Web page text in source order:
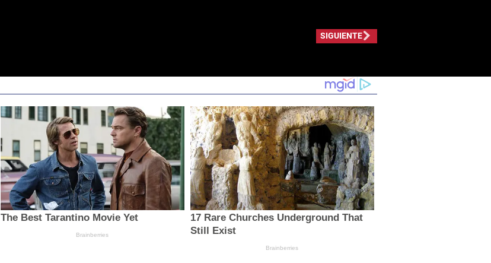
SIGUIENTE
The Best Tarantino Movie Yet
Brainberries
17 Rare Churches Underground That
Still Exist
Brainberries